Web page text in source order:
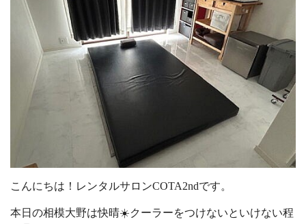
こんにちは！レンタルサロンCOTA2ndです。
本日の相模大野は快晴☀️クーラーをつけないといけない程